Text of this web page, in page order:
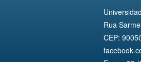
Rua
CEP: